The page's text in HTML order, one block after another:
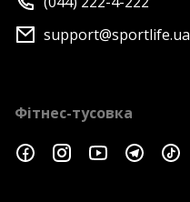
support@sportlife.ua
Фітнес-тусовка